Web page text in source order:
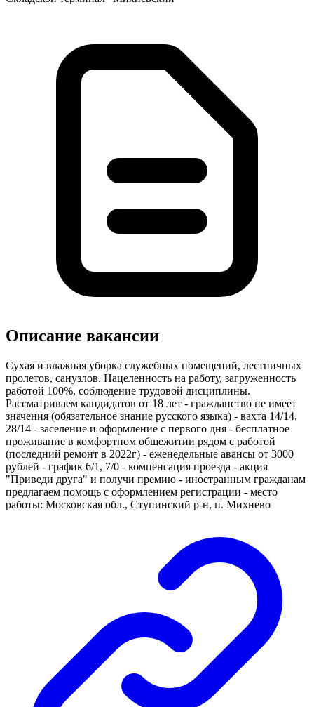
Описание вакансии
Сухая и влажная уборка служебных помещений, лестничных
пролетов, санузлов. Нацеленность на работу, загруженность
работой 100%, соблюдение трудовой дисциплины.
Рассматриваем кандидатов от 18 лет - гражданство не имеет
значения (обязательное знание русского языка) - вахта 14/14,
28/14 - заселение и оформление с первого дня - бесплатное
проживание в комфортном общежитии рядом с работой
(последний ремонт в 2022г) - еженедельные авансы от 3000
рублей - график 6/1, 7/0 - компенсация проезда - акция
"Приведи друга" и получи премию - иностранным гражданам
предлагаем помощь с оформлением регистрации - место
работы: Московская обл., Ступинский р-н, п. Михнево